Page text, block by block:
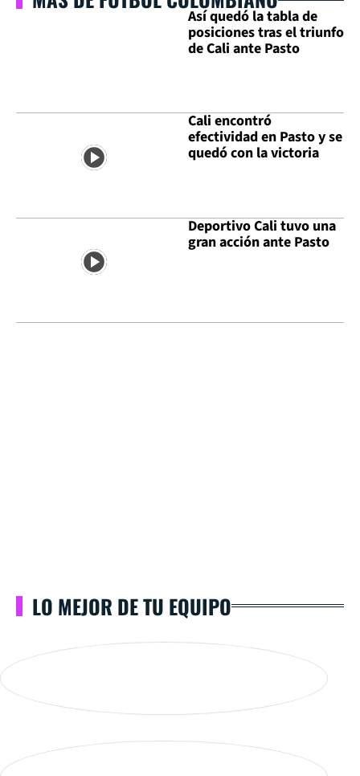
Así quedó la tabla de
posiciones tras el triunfo
de Cali ante Pasto
Cali encontró
efectividad en Pasto y se
quedó con la victoria
Deportivo Cali tuvo una
gran acción ante Pasto
LO MEJOR DE TU EQUIPO